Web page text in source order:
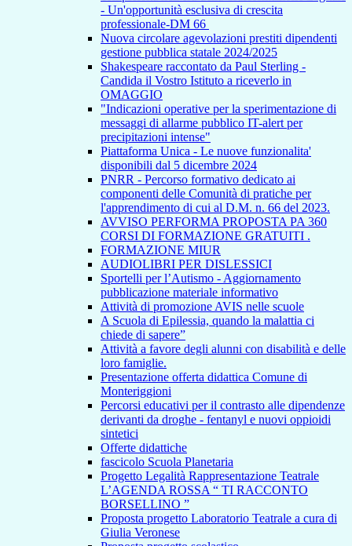
- Un'opportunità esclusiva di crescita
professionale-DM 66
Nuova circolare agevolazioni prestiti dipendenti
gestione pubblica statale 2024/2025
Shakespeare raccontato da Paul Sterling -
Candida il Vostro Istituto a riceverlo in
OMAGGIO
"Indicazioni operative per la sperimentazione di
messaggi di allarme pubblico IT-alert per
precipitazioni intense"
Piattaforma Unica - Le nuove funzionalita'
disponibili dal 5 dicembre 2024
PNRR - Percorso formativo dedicato ai
componenti delle Comunità di pratiche per
l'apprendimento di cui al D.M. n. 66 del 2023.
AVVISO PERFORMA PROPOSTA PA 360
CORSI DI FORMAZIONE GRATUITI .
FORMAZIONE MIUR
AUDIOLIBRI PER DISLESSICI
Sportelli per l’Autismo - Aggiornamento
pubblicazione materiale informativo
Attività di promozione AVIS nelle scuole
A Scuola di Epilessia, quando la malattia ci
chiede di sapere”
Attività a favore degli alunni con disabilità e delle
loro famiglie.
Presentazione offerta didattica Comune di
Monteriggioni
Percorsi educativi per il contrasto alle dipendenze
derivanti da droghe - fentanyl e nuovi oppioidi
sintetici
Offerte didattiche
fascicolo Scuola Planetaria
Progetto Legalità Rappresentazione Teatrale
L’AGENDA ROSSA “ TI RACCONTO
BORSELLINO ”
Proposta progetto Laboratorio Teatrale a cura di
Giulia Veronese